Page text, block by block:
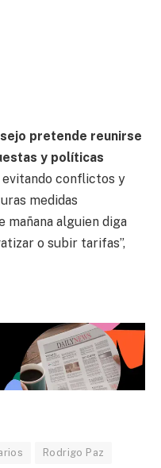
pretende reunirse
y políticas
evitando conflictos y
medidas
mañana alguien diga
o subir tarifas”,
Rodrigo Paz